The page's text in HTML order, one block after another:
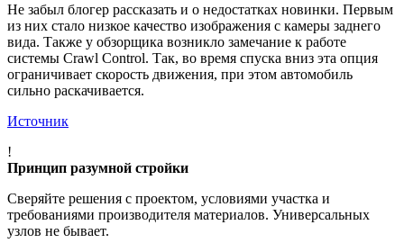
Не забыл блогер рассказать и о недостатках новинки. Первым
из них стало низкое качество изображения с камеры заднего
вида. Также у обзорщика возникло замечание к работе
системы Crawl Control. Так, во время спуска вниз эта опция
ограничивает скорость движения, при этом автомобиль
сильно раскачивается.
Источник
!
Принцип разумной стройки
Сверяйте решения с проектом, условиями участка и
требованиями производителя материалов. Универсальных
узлов не бывает.